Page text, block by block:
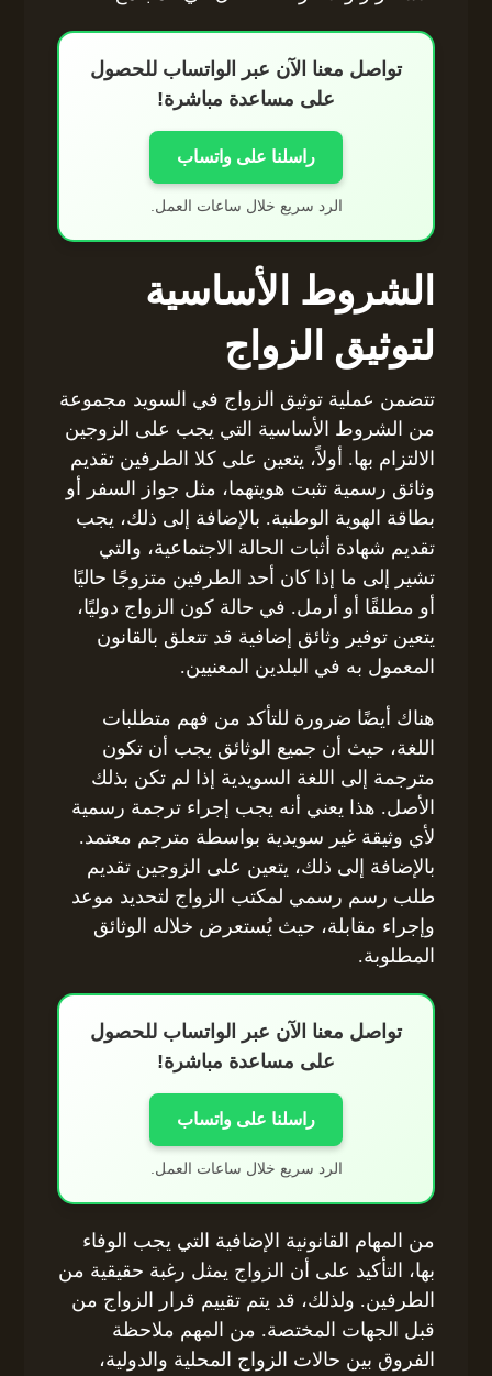
تواصل معنا الآن عبر الواتساب للحصول
على مساعدة مباشرة!
راسلنا على واتساب
الرد سريع خلال ساعات العمل.
الشروط الأساسية
لتوثيق الزواج
تتضمن عملية توثيق الزواج في السويد مجموعة
من الشروط الأساسية التي يجب على الزوجين
الالتزام بها. أولاً، يتعين على كلا الطرفين تقديم
وثائق رسمية تثبت هويتهما، مثل جواز السفر أو
بطاقة الهوية الوطنية. بالإضافة إلى ذلك، يجب
تقديم شهادة أثبات الحالة الاجتماعية، والتي
تشير إلى ما إذا كان أحد الطرفين متزوجًا حاليًا
أو مطلقًا أو أرمل. في حالة كون الزواج دوليًا،
يتعين توفير وثائق إضافية قد تتعلق بالقانون
المعمول به في البلدين المعنيين.
هناك أيضًا ضرورة للتأكد من فهم متطلبات
اللغة، حيث أن جميع الوثائق يجب أن تكون
مترجمة إلى اللغة السويدية إذا لم تكن بذلك
الأصل. هذا يعني أنه يجب إجراء ترجمة رسمية
لأي وثيقة غير سويدية بواسطة مترجم معتمد.
بالإضافة إلى ذلك، يتعين على الزوجين تقديم
طلب رسم رسمي لمكتب الزواج لتحديد موعد
وإجراء مقابلة، حيث يُستعرض خلاله الوثائق
المطلوبة.
تواصل معنا الآن عبر الواتساب للحصول
على مساعدة مباشرة!
راسلنا على واتساب
الرد سريع خلال ساعات العمل.
من المهام القانونية الإضافية التي يجب الوفاء
بها، التأكيد على أن الزواج يمثل رغبة حقيقية من
الطرفين. ولذلك، قد يتم تقييم قرار الزواج من
قبل الجهات المختصة. من المهم ملاحظة
الفروق بين حالات الزواج المحلية والدولية،